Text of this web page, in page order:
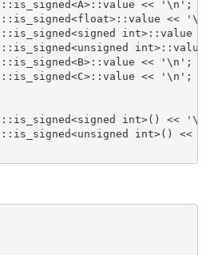
:: is_signed<A>:: value << ' \n ' ;
:: is_signed<float>:: value << ' \n
:: is_signed<signed int>:: value
:: is_signed<unsigned int>:: value
:: is_signed<B>:: value << ' \n ' ;
:: is_signed<C>:: value << ' \n ' ;
:: is_signed<signed int>( ) << ' \n
:: is_signed<unsigned int>( ) <<